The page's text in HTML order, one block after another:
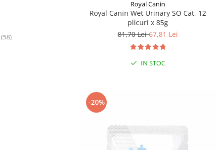
(58)
Royal Canin
Royal Canin Wet Urinary SO Cat, 12
plicuri x 85g
81,70 Lei67,81 Lei
IN STOC
-20%